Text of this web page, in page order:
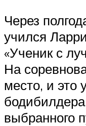
Через
учился
«Ученик с
На
место, и это
выбранного